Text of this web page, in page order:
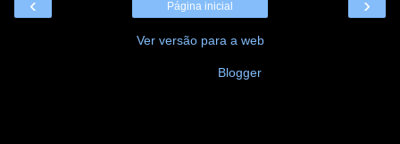
‹ ›
Página inicial
Ver versão para a web
Blogger.